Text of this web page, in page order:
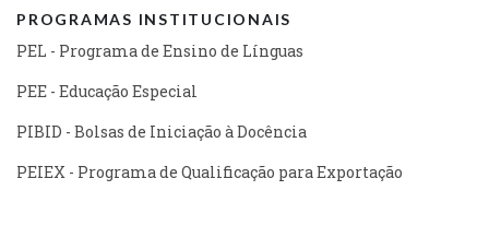
PROGRAMAS INSTITUCIONAIS
PEL - Programa de Ensino de Línguas
PEE - Educação Especial
PIBID - Bolsas de Iniciação à Docência
PEIEX - Programa de Qualificação para Exportação